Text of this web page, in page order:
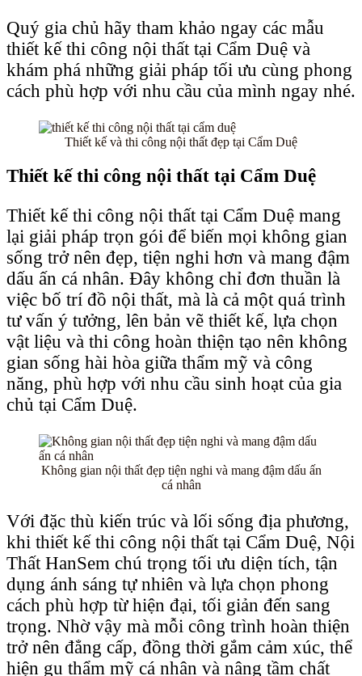
Quý gia chủ hãy tham khảo ngay các mẫu
thiết kế thi công nội thất tại Cẩm Duệ và
khám phá những giải pháp tối ưu cùng phong
cách phù hợp với nhu cầu của mình ngay nhé.
Thiết kế và thi công nội thất đẹp tại Cẩm Duệ
Thiết kế thi công nội thất tại Cẩm Duệ
Thiết kế thi công nội thất tại Cẩm Duệ mang
lại giải pháp trọn gói để biến mọi không gian
sống trở nên đẹp, tiện nghi hơn và mang đậm
dấu ấn cá nhân. Đây không chỉ đơn thuần là
việc bố trí đồ nội thất, mà là cả một quá trình
tư vấn ý tưởng, lên bản vẽ thiết kế, lựa chọn
vật liệu và thi công hoàn thiện tạo nên không
gian sống hài hòa giữa thẩm mỹ và công
năng, phù hợp với nhu cầu sinh hoạt của gia
chủ tại Cẩm Duệ.
Không gian nội thất đẹp tiện nghi và mang đậm dấu ấn
cá nhân
Với đặc thù kiến trúc và lối sống địa phương,
khi thiết kế thi công nội thất tại Cẩm Duệ, Nội
Thất HanSem chú trọng tối ưu diện tích, tận
dụng ánh sáng tự nhiên và lựa chọn phong
cách phù hợp từ hiện đại, tối giản đến sang
trọng. Nhờ vậy mà mỗi công trình hoàn thiện
trở nên đẳng cấp, đồng thời gắm cảm xúc, thể
hiện gu thẩm mỹ cá nhân và nâng tầm chất